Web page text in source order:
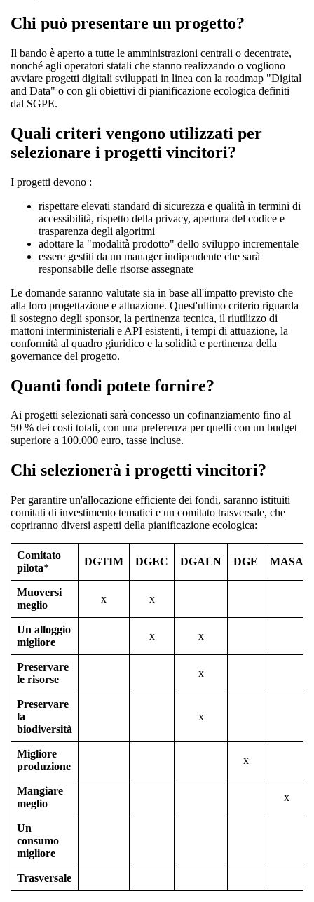
Chi può presentare un progetto?
Il bando è aperto a tutte le amministrazioni centrali o decentrate,
nonché agli operatori statali che stanno realizzando o vogliono
avviare progetti digitali sviluppati in linea con la roadmap "Digital
and Data" o con gli obiettivi di pianificazione ecologica definiti
dal SGPE.
Quali criteri vengono utilizzati per
selezionare i progetti vincitori?
I progetti devono :
rispettare elevati standard di sicurezza e qualità in termini di
accessibilità, rispetto della privacy, apertura del codice e
trasparenza degli algoritmi
adottare la "modalità prodotto" dello sviluppo incrementale
essere gestiti da un manager indipendente che sarà
responsabile delle risorse assegnate
Le domande saranno valutate sia in base all'impatto previsto che
alla loro progettazione e attuazione. Quest'ultimo criterio riguarda
il sostegno degli sponsor, la pertinenza tecnica, il riutilizzo di
mattoni interministeriali e API esistenti, i tempi di attuazione, la
conformità al quadro giuridico e la solidità e pertinenza della
governance del progetto.
Quanti fondi potete fornire?
Ai progetti selezionati sarà concesso un cofinanziamento fino al
50 % dei costi totali, con una preferenza per quelli con un budget
superiore a 100.000 euro, tasse incluse.
Chi selezionerà i progetti vincitori?
Per garantire un'allocazione efficiente dei fondi, saranno istituiti
comitati di investimento tematici e un comitato trasversale, che
copriranno diversi aspetti della pianificazione ecologica:
Comitato
pilota*
DGTIM DGEC DGALN DGE MASA
Muoversi
meglio
x x
Un alloggio
migliore
x x
Preservare
le risorse
x
Preservare
la
biodiversità
x
Migliore
produzione
x
Mangiare
meglio
x
Un
consumo
migliore
Trasversale